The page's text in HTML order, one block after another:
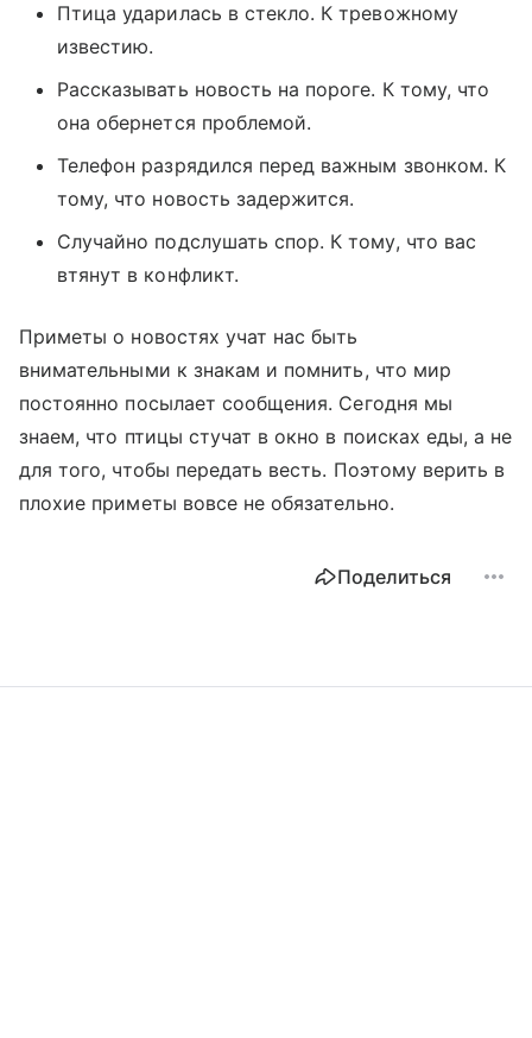
Птица ударилась в стекло. К тревожному
известию.
Рассказывать новость на пороге. К тому, что
она обернется проблемой.
Телефон разрядился перед важным звонком. К
тому, что новость задержится.
Случайно подслушать спор. К тому, что вас
втянут в конфликт.
Приметы о новостях учат нас быть
внимательными к знакам и помнить, что мир
постоянно посылает сообщения. Сегодня мы
знаем, что птицы стучат в окно в поисках еды, а не
для того, чтобы передать весть. Поэтому верить в
плохие приметы вовсе не обязательно.
Поделиться